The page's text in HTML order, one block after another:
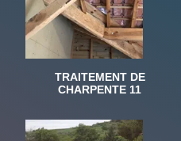
TRAITEMENT DE
CHARPENTE 11